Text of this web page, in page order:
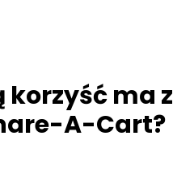
korzyść ma z
A-Cart?